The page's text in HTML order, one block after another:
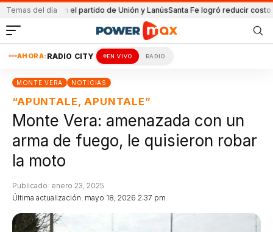
Temas del día
en el partido de Unión y LanúsSanta Fe logró reducir costo
AHORA: RADIO CITY EN VIVO RADIO
MONTE VERA NOTICIAS
“APUNTALE, APUNTALE”
Monte Vera: amenazada con un
arma de fuego, le quisieron robar
la moto
Última actualización: mayo 18, 2026 2:37 pm
Publicado: enero 23, 2025